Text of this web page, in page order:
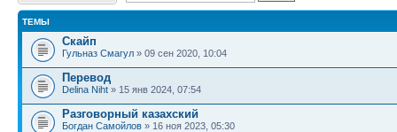
ТЕМЫ
Скайп
Гульназ Смагул » 09 сен 2020, 10:04
Перевод
Delina Niht » 15 янв 2024, 07:54
Разговорный казахский
Богдан Самойлов » 16 ноя 2023, 05:30